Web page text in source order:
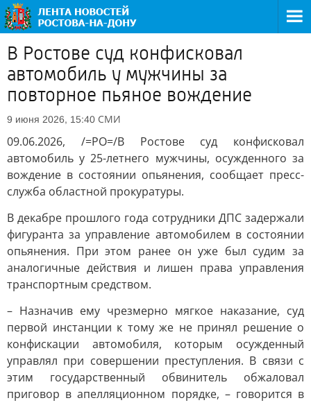
В Ростове суд конфисковал
автомобиль у мужчины за
повторное пьяное вождение
9 июня 2026, 15:40 СМИ
09.06.2026, /=РО=/В Ростове суд конфисковал
автомобиль у 25-летнего мужчины, осужденного за
вождение в состоянии опьянения, сообщает пресс-
служба областной прокуратуры.
В декабре прошлого года сотрудники ДПС задержали
фигуранта за управление автомобилем в состоянии
опьянения. При этом ранее он уже был судим за
аналогичные действия и лишен права управления
транспортным средством.
– Назначив ему чрезмерно мягкое наказание, суд
первой инстанции к тому же не принял решение о
конфискации автомобиля, которым осужденный
управлял при совершении преступления. В связи с
этим государственный обвинитель обжаловал
приговор в апелляционном порядке, – говорится в